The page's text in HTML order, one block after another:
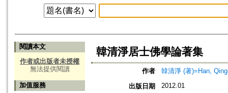
閱讀本文
作者或出版者未授權
無法提供閱讀
加值服務
韓清淨居士佛學論著集
作者
韓清淨 (著)=Han,
出版日期
2012.01